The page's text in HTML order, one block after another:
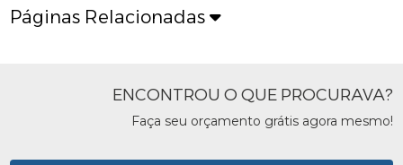
Páginas Relacionadas
ENCONTROU O QUE PROCURAVA?
Faça seu orçamento grátis agora mesmo!